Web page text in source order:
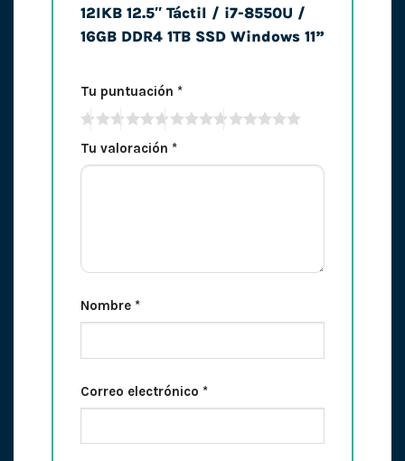
12IKB 12.5″ Táctil / i7-8550U /
16GB DDR4 1TB SSD Windows 11”
Tu puntuación *
Tu valoración *
Nombre *
Correo electrónico *